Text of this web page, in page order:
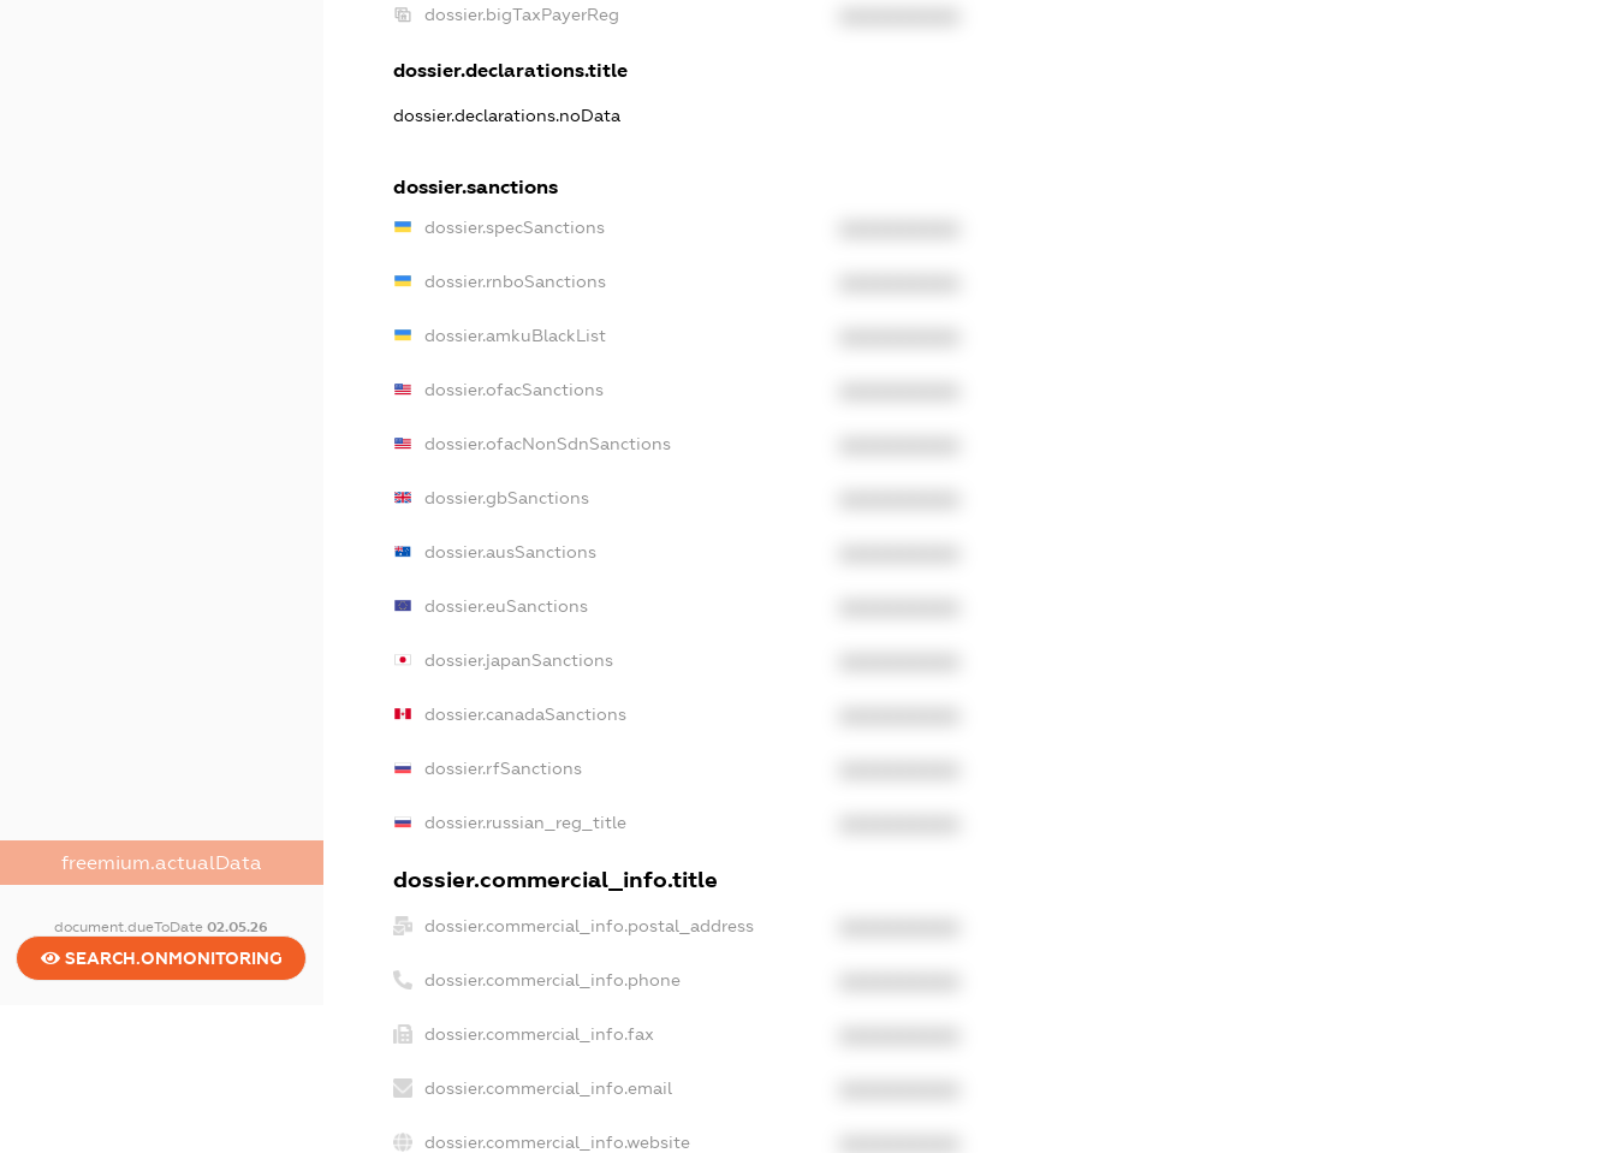
freemium.actualData
document.dueToDate02.05.26
SEARCH.ONMONITORING
dossier.bigTaxPayerReg
dossier.declarations.title
dossier.declarations.noData
dossier.sanctions
dossier.specSanctions
dossier.rnboSanctions
dossier.amkuBlackList
dossier.ofacSanctions
dossier.ofacNonSdnSanctions
dossier.gbSanctions
dossier.ausSanctions
dossier.euSanctions
dossier.japanSanctions
dossier.canadaSanctions
dossier.rfSanctions
dossier.russian_reg_title
dossier.commercial_info.title
dossier.commercial_info.postal_address
dossier.commercial_info.phone
dossier.commercial_info.fax
dossier.commercial_info.email
dossier.commercial_info.website